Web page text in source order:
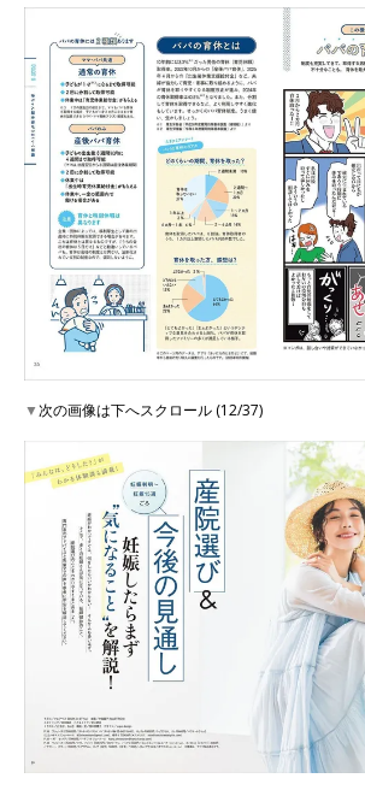
▼次の画像は下へスクロール (12/37)